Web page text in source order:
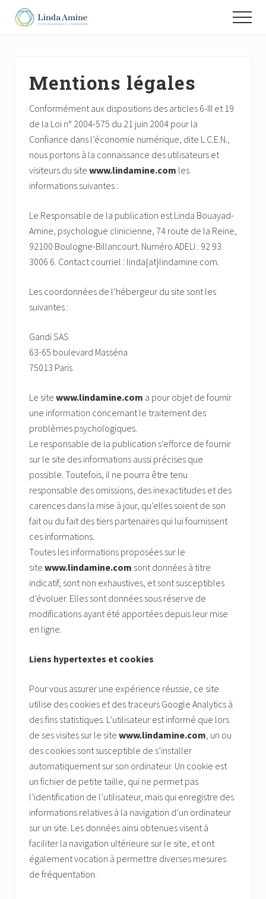
Menu
Menu
Mentions légales
Conformément aux dispositions des articles 6-III et 19
de la Loi n° 2004-575 du 21 juin 2004 pour la
Confiance dans l’économie numérique, dite L.C.E.N.,
nous portons à la connaissance des utilisateurs et
visiteurs du site www.lindamine.com les
informations suivantes :
Le Responsable de la publication est Linda Bouayad-
Amine, psychologue clinicienne, 74 route de la Reine,
92100 Boulogne-Billancourt. Numéro ADELI : 92 93
3006 6. Contact courriel : linda{at}lindamine.com.
Les coordonnées de l’hébergeur du site sont les
suivantes :
Gandi SAS
63-65 boulevard Masséna
75013 Paris
Le site www.lindamine.com a pour objet de fournir
une information concernant le traitement des
problèmes psychologiques.
Le responsable de la publication s’efforce de fournir
sur le site des informations aussi précises que
possible. Toutefois, il ne pourra être tenu
responsable des omissions, des inexactitudes et des
carences dans la mise à jour, qu’elles soient de son
fait ou du fait des tiers partenaires qui lui fournissent
ces informations.
Toutes les informations proposées sur le
site www.lindamine.com sont données à titre
indicatif, sont non exhaustives, et sont susceptibles
d’évoluer. Elles sont données sous réserve de
modifications ayant été apportées depuis leur mise
en ligne.
Liens hypertextes et cookies
Pour vous assurer une expérience réussie, ce site
utilise des cookies et des traceurs Google Analytics à
des fins statistiques. L’utilisateur est informé que lors
de ses visites sur le site www.lindamine.com, un ou
des cookies sont susceptible de s’installer
automatiquement sur son ordinateur. Un cookie est
un fichier de petite taille, qui ne permet pas
l’identification de l’utilisateur, mais qui enregistre des
informations relatives à la navigation d’un ordinateur
sur un site. Les données ainsi obtenues visent à
faciliter la navigation ultérieure sur le site, et ont
également vocation à permettre diverses mesures
de fréquentation.